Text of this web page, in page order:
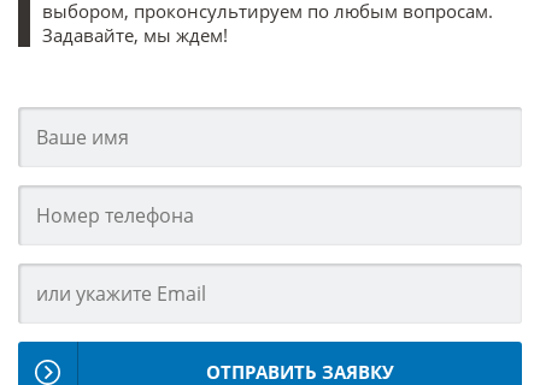
выбором, проконсультируем по любым вопросам.
Задавайте, мы ждем!
ОТПРАВИТЬ ЗАЯВКУ